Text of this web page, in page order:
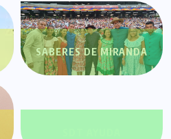
SABERES DE MIRANDA